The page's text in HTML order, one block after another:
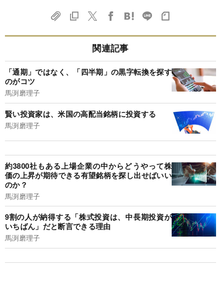
関連記事
「通期」ではなく、「四半期」の黒字転換を探す
のがコツ
馬渕磨理子
賢い投資家は、米国の高配当銘柄に投資する
馬渕磨理子
約3800社もある上場企業の中からどうやって株
価の上昇が期待できる有望銘柄を探し出せばいい
のか？
馬渕磨理子
9割の人が納得する「株式投資は、中長期投資が
いちばん」だと断言できる理由
馬渕磨理子